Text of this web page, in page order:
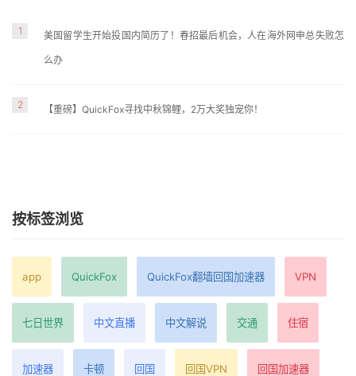
1 美国留学生开始投国内简历了！春招最后机会，人在海外网申总失败怎
么办
2 【重磅】QuickFox寻找中秋锦鲤，2万大奖独宠你！
按标签浏览
app QuickFox QuickFox翻墙回国加速器 VPN
七日世界 中文直播 中文解说 交通 住宿
加速器 卡顿 回国 回国VPN 回国加速器